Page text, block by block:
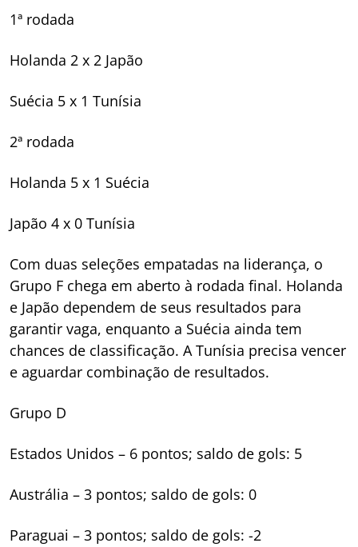
1ª rodada
Holanda 2 x 2 Japão
Suécia 5 x 1 Tunísia
2ª rodada
Holanda 5 x 1 Suécia
Japão 4 x 0 Tunísia
Com duas seleções empatadas na liderança, o
Grupo F chega em aberto à rodada final. Holanda
e Japão dependem de seus resultados para
garantir vaga, enquanto a Suécia ainda tem
chances de classificação. A Tunísia precisa vencer
e aguardar combinação de resultados.
Grupo D
Estados Unidos – 6 pontos; saldo de gols: 5
Austrália – 3 pontos; saldo de gols: 0
Paraguai – 3 pontos; saldo de gols: -2